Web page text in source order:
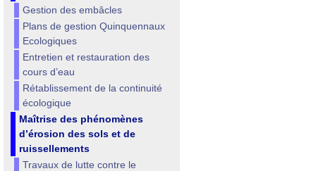
Gestion des embâcles
Plans de gestion Quinquennaux
Ecologiques
Entretien et restauration des
cours d’eau
Rétablissement de la continuité
écologique
Maîtrise des phénomènes
d’érosion des sols et de
ruissellements
Travaux de lutte contre le